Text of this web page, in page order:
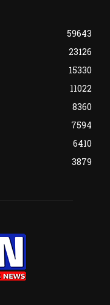
59643
23126
15330
11022
8360
7594
6410
3879